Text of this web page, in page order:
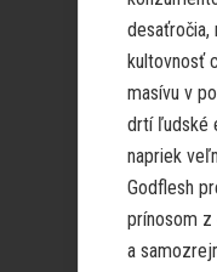
desaťročia,
kultovnosť
masívu v
drtí ľudské
napriek
Godflesh
prínosom z
a